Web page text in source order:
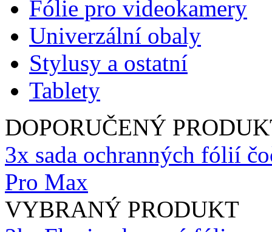
Fólie pro videokamery
Univerzální obaly
Stylusy a ostatní
Tablety
DOPORUČENÝ
3x sada ochranných fólií
Pro Max
VYBRANÝ PRODUKT